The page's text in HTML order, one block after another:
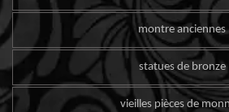
montre anciennes
statues de bronze
vieilles pièces de